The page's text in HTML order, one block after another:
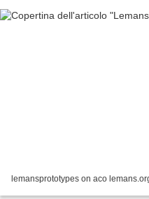
lemansprototypes on aco